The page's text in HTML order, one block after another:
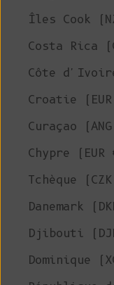
Îles Cook
Costa Rica
Côte
Croatie
Curaçao
Chypre (EUR
Tchèque
Danemark
Djibouti
Dominique